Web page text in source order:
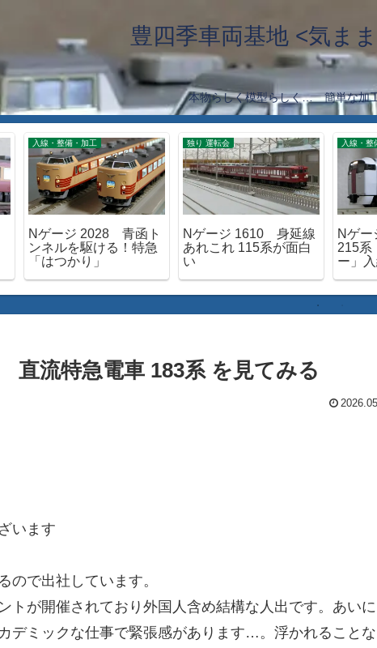
豊四季車両基地 <気ま
本物らしく模型らしく… 簡単な加
入線・整備・加工
Nゲージ 2028 青函ト
ンネルを駆ける！特急
「はつかり」
独り 運転会
Nゲージ 1610 身延線
あれこれ 115系が面白
い
入線・整
Nゲ
215系
ー」
直流特急電車 183系 を見てみる
います
ので出社しています。
トが開催されており外国人含め結構な人出です。あい
デミックな仕事で緊張感があります…。浮かれること